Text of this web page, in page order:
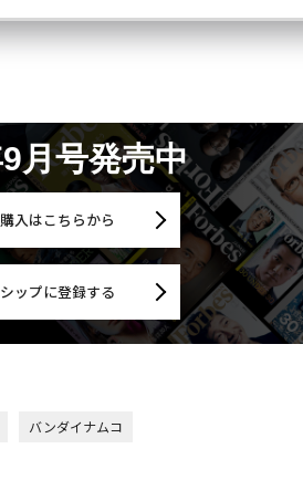
月号発売中
入はこちらから
ップに登録する
バンダイナムコ